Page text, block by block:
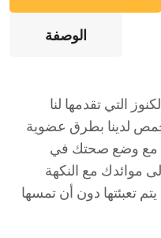
الوصفة
التي تقدمها لنا
لدينا بطرق عضوية
بعناية مع وضع صحتك في
موائدك مع النكهة
تعبئتها دون أن تمسها